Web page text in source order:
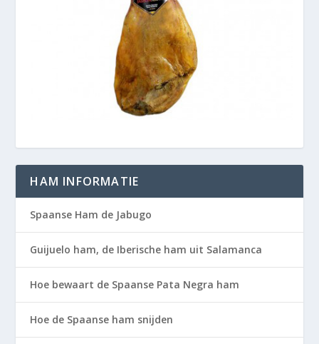
HAM INFORMATIE
Spaanse Ham de Jabugo
Guijuelo ham, de Iberische ham uit Salamanca
Hoe bewaart de Spaanse Pata Negra ham
Hoe de Spaanse ham snijden